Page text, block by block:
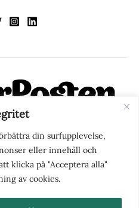
din surfupplevelse,
eller innehåll och
klicka på "Acceptera alla"
av cookies.
på nätet. Med
också med blick för det större
kanal för nyheter,
grundades 1988 och
2025.